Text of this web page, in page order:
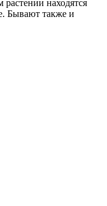
растении находятся
Бывают также и